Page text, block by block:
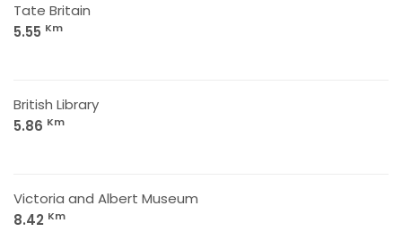
Tate Britain
5.55 Km
British Library
5.86 Km
Victoria and Albert Museum
8.42 Km